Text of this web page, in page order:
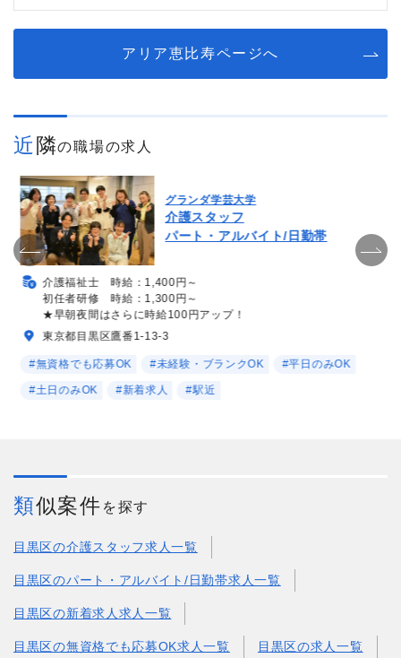
アリア恵比寿ページへ
近隣の職場の求人
グランダ学芸大学
介護スタッフ
パート・アルバイト/日勤帯
介護福祉士 時給：1,400円～
初任者研修 時給：1,300円～
★早朝夜間はさらに時給100円アップ！
東京都目黒区鷹番1-13-3
#無資格でも応募OK #未経験・ブランクOK #平日のみOK
#土日のみOK #新着求人 #駅近
類似案件 を探す
目黒区の介護スタッフ求人一覧
目黒区のパート・アルバイト/日勤帯求人一覧
目黒区の新着求人求人一覧
目黒区の無資格でも応募OK求人一覧 目黒区の求人一覧